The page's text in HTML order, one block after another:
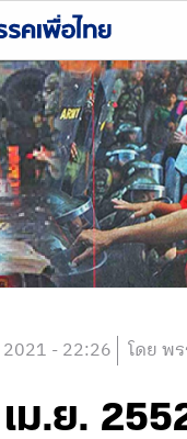
2021 - 22:26 โดย พ
ม.ย.